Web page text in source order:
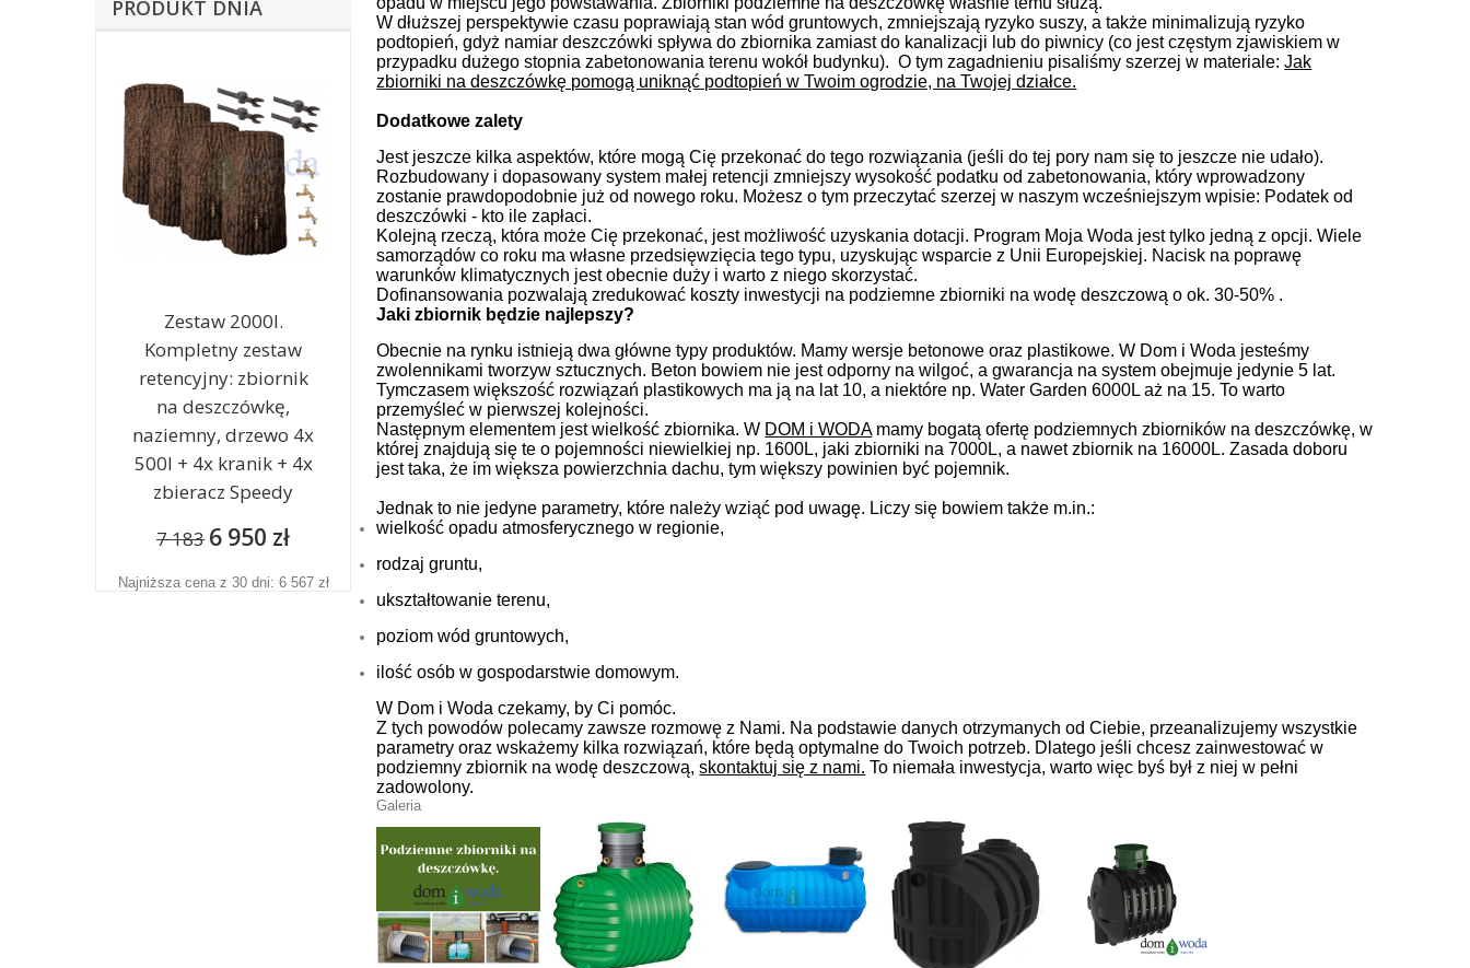
PRODUKT DNIA
Zestaw 2000l.
Kompletny zestaw
retencyjny: zbiornik
na deszczówkę,
naziemny, drzewo 4x
500l + 4x kranik + 4x
zbieracz Speedy
7 183 6 950 zł
Najniższa cena z 30 dni: 6 567 zł
W dłuższej perspektywie czasu poprawiają stan wód gruntowych, zmniejszają ryzyko suszy, a także minimalizują ryzyko
podtopień, gdyż namiar deszczówki spływa do zbiornika zamiast do kanalizacji lub do piwnicy (co jest częstym zjawiskiem w
przypadku dużego stopnia zabetonowania terenu wokół budynku). O tym zagadnieniu pisaliśmy szerzej w materiale:Jak
zbiorniki na deszczówkę pomogą uniknąć podtopień w Twoim ogrodzie, na Twojej działce.
Dodatkowe zalety
Jest jeszcze kilka aspektów, które mogą Cię przekonać do tego rozwiązania (jeśli do tej pory nam się to jeszcze nie udało).
Rozbudowany i dopasowany system małej retencji zmniejszy wysokość podatku od zabetonowania, który wprowadzony
zostanie prawdopodobnie już od nowego roku. Możesz o tym przeczytać szerzej w naszym wcześniejszym wpisie: Podatek od
deszczówki - kto ile zapłaci.
Kolejną rzeczą, która może Cię przekonać, jest możliwość uzyskania dotacji. Program Moja Woda jest tylko jedną z opcji. Wiele
samorządów co roku ma własne przedsięwzięcia tego typu, uzyskując wsparcie z Unii Europejskiej. Nacisk na poprawę
warunków klimatycznych jest obecnie duży i warto z niego skorzystać.
Dofinansowania pozwalają zredukować koszty inwestycji na podziemne zbiorniki na wodę deszczową o ok. 30-50% .
Jaki zbiornik będzie najlepszy?
Obecnie na rynku istnieją dwa główne typy produktów. Mamy wersje betonowe oraz plastikowe. W Dom i Woda jesteśmy
zwolennikami tworzyw sztucznych. Beton bowiem nie jest odporny na wilgoć, a gwarancja na system obejmuje jedynie 5 lat.
Tymczasem większość rozwiązań plastikowych ma ją na lat 10, a niektóre np. Water Garden 6000L aż na 15. To warto
przemyśleć w pierwszej kolejności.
Następnym elementem jest wielkość zbiornika. W DOM i WODAmamy bogatą ofertę podziemnych zbiorników na deszczówkę, w
której znajdują się te o pojemności niewielkiej np. 1600L, jaki zbiorniki na 7000L, a nawet zbiornik na 16000L. Zasada doboru
jest taka, że im większa powierzchnia dachu, tym większy powinien być pojemnik.
Jednak to nie jedyne parametry, które należy wziąć pod uwagę. Liczy się bowiem także m.in.:
wielkość opadu atmosferycznego w regionie,
rodzaj gruntu,
ukształtowanie terenu,
poziom wód gruntowych,
ilość osób w gospodarstwie domowym.
W Dom i Woda czekamy, by Ci pomóc.
Z tych powodów polecamy zawsze rozmowę z Nami. Na podstawie danych otrzymanych od Ciebie, przeanalizujemy wszystkie
parametry oraz wskażemy kilka rozwiązań, które będą optymalne do Twoich potrzeb. Dlatego jeśli chcesz zainwestować w
podziemny zbiornik na wodę deszczową,skontaktuj się z nami. To niemała inwestycja, warto więc byś był z niej w pełni
zadowolony.
Galeria